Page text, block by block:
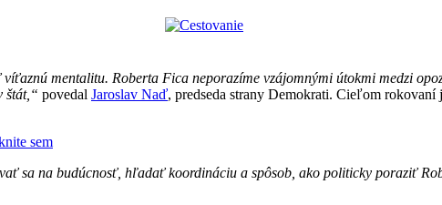
mentalitu. Roberta Fica neporazíme vzájomnými útokmi medzi
štát,“ povedal Jaroslav Naď, predseda strany Demokrati. Cieľom
sem
sa na budúcnosť, hľadať koordináciu a spôsob, ako politicky poraziť